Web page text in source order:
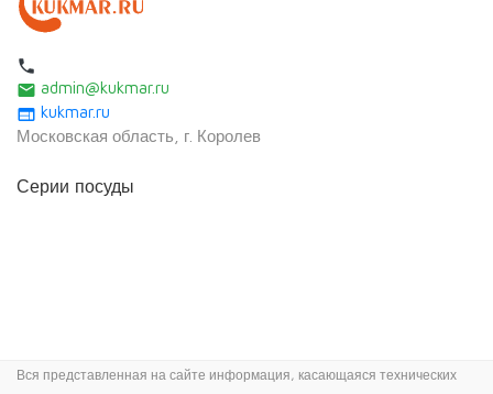
local_phone
email admin@kukmar.ru
web kukmar.ru
Московская область, г. Королев
Серии посуды
Вся представленная на сайте информация, касающаяся технических